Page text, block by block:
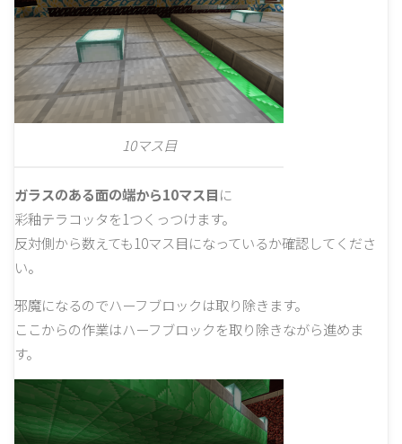
10マス目
ガラスのある面の端から10マス目に
彩釉テラコッタを1つくっつけます。
反対側から数えても10マス目になっているか確認してくださ
い。
邪魔になるのでハーフブロックは取り除きます。
ここからの作業はハーフブロックを取り除きながら進めま
す。